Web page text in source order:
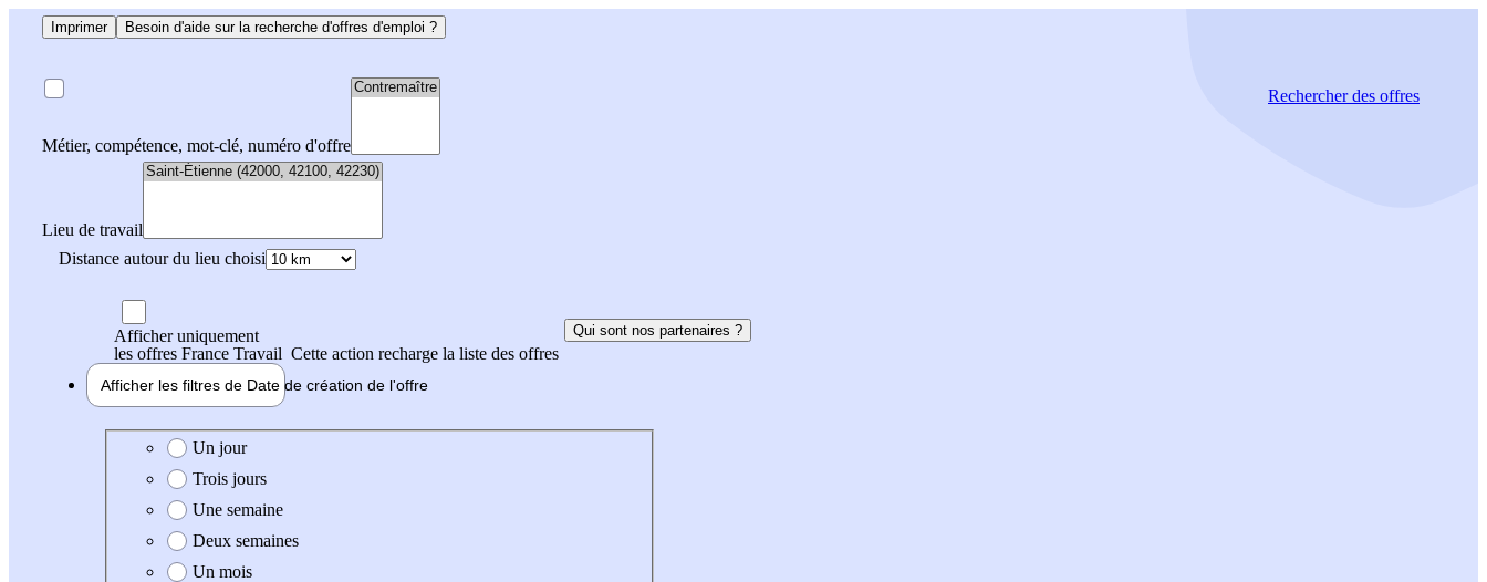
Imprimer Besoin d'aide sur la recherche d'offres d'emploi ?
Métier, compétence, mot-clé, numéro d'offre
Lieu de travail
Distance autour du lieu choisi
Rechercherdes offres
Afficher uniquement
les offres France Travail Cette action recharge la liste des offres
Qui sont nos partenaires ?
Afficher les filtres de Date de création de l'offre
Date de création de l'offre
Un jour
Trois jours
Une semaine
Deux semaines
Un mois